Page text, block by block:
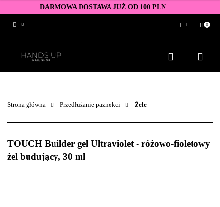
DARMOWA DOSTAWA JUŻ OD 100 PLN
Zarejestruj się
Dodaj zgłoszenie
Zgody cookies
0
Strona główna Przedłużanie paznokci Żele
TOUCH Builder gel Ultraviolet - różowo-fioletowy
żel budujący, 30 ml